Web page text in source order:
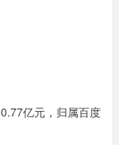
亿元，归属百度